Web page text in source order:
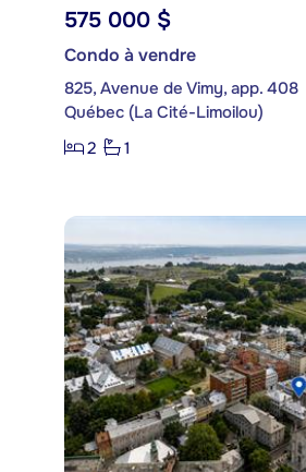
575 000 $
Condo à vendre
825, Avenue de Vimy, app. 408
Québec (La Cité-Limoilou)
2
1